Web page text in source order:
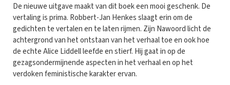
De nieuwe uitgave maakt van dit boek een mooi geschenk. De
vertaling is prima. Robbert-Jan Henkes slaagt erin om de
gedichten te vertalen en te laten rijmen. Zijn Nawoord licht de
achtergrond van het ontstaan van het verhaal toe en ook hoe
de echte Alice Liddell leefde en stierf. Hij gaat in op de
gezagsondermijnende aspecten in het verhaal en op het
verdoken feministische karakter ervan.